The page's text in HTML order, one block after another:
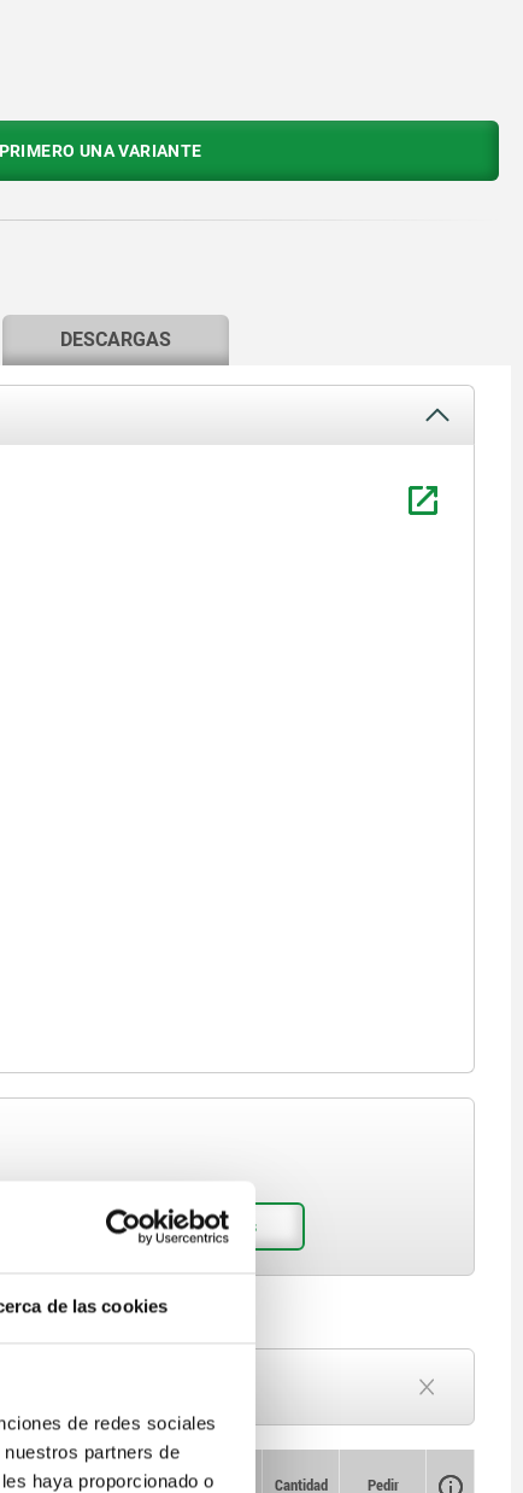
de las cookies
de redes sociales
partners de
haya proporcionado o
UNA VARIANTE
DESCARGAS
CAD
Disponibilidad
Cantidad Pedir